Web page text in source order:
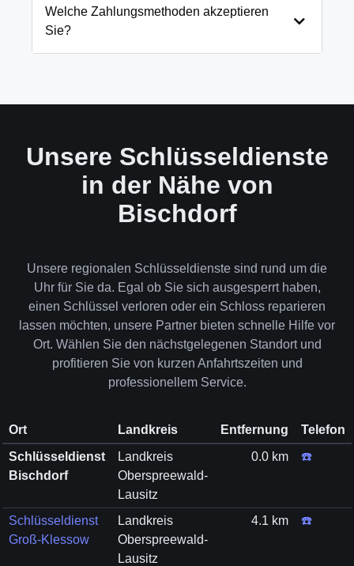
und öffnen Ihre Tür in 99% der Fälle
zerstörungsfrei. Nur in absoluten Ausnahmefällen,
Welche Zahlungsmethoden akzeptieren
Sie?
Unsere Schlüsseldienste
in der Nähe von
Bischdorf
Unsere regionalen Schlüsseldienste sind rund um die
Uhr für Sie da. Egal ob Sie sich ausgesperrt haben,
einen Schlüssel verloren oder ein Schloss reparieren
lassen möchten, unsere Partner bieten schnelle Hilfe vor
Ort. Wählen Sie den nächstgelegenen Standort und
profitieren Sie von kurzen Anfahrtszeiten und
professionellem Service.
Ort Landkreis Entfernung
Telefon
Schlüsseldienst
Bischdorf
Landkreis
Oberspreewald-
Lausitz
0.0 km ☎️
Schlüsseldienst
Groß-Klessow
Landkreis
Oberspreewald-
Lausitz
4.1 km ☎️